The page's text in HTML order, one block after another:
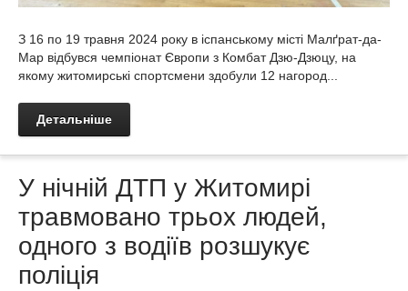
З 16 по 19 травня 2024 року в іспанському місті Малґрат-да-
Мар відбувся чемпіонат Європи з Комбат Дзю-Дзюцу, на
якому житомирські спортсмени здобули 12 нагород...
Детальніше
У нічній ДТП у Житомирі
травмовано трьох людей,
одного з водіїв розшукує
поліція